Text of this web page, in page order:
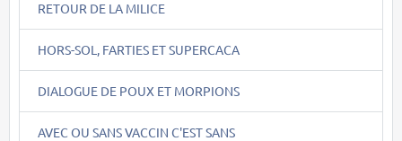
RETOUR DE LA MILICE
HORS-SOL, FARTIES ET SUPERCACA
DIALOGUE DE POUX ET MORPIONS
AVEC OU SANS VACCIN C'EST SANS